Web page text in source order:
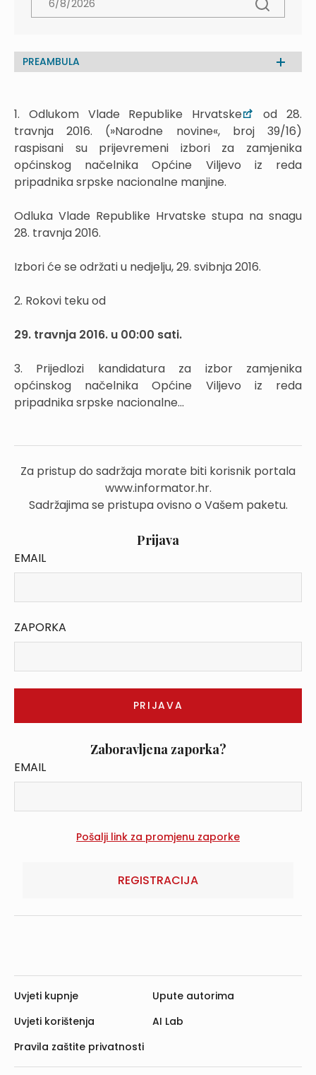
PREAMBULA
1. Odlukom Vlade Republike Hrvatske
od 28.
travnja 2016. (»Narodne novine«, broj 39/16)
raspisani su prijevremeni izbori za zamjenika
općinskog načelnika Općine Viljevo iz reda
pripadnika srpske nacionalne manjine.
Odluka Vlade Republike Hrvatske stupa na snagu
28. travnja 2016.
Izbori će se održati u nedjelju, 29. svibnja 2016.
2. Rokovi teku od
29. travnja 2016. u 00:00 sati.
3. Prijedlozi kandidatura za izbor zamjenika
općinskog načelnika Općine Viljevo iz reda
pripadnika srpske nacionalne...
Za pristup do sadržaja morate biti korisnik portala
www.informator.hr.
Sadržajima se pristupa ovisno o Vašem paketu.
Prijava
EMAIL
ZAPORKA
Zaboravljena zaporka?
EMAIL
REGISTRACIJA
Uvjeti kupnje
Uvjeti korištenja
Pravila zaštite privatnosti
Upute autorima
AI Lab